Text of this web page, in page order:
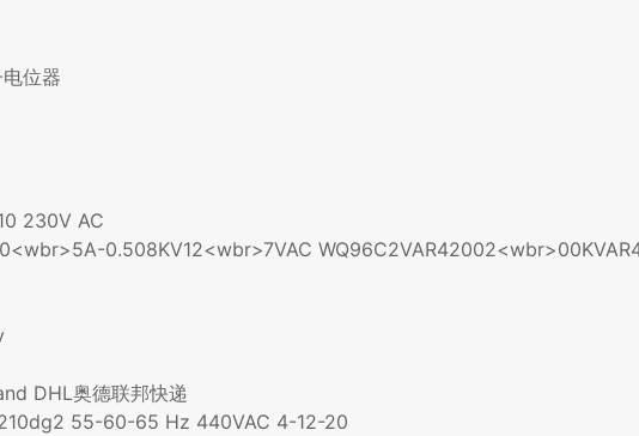
位器
230V AC
0.508KV12<wbr>7VAC
DHL奥德联邦快递
55-60-65 Hz 440VAC 4-12-20